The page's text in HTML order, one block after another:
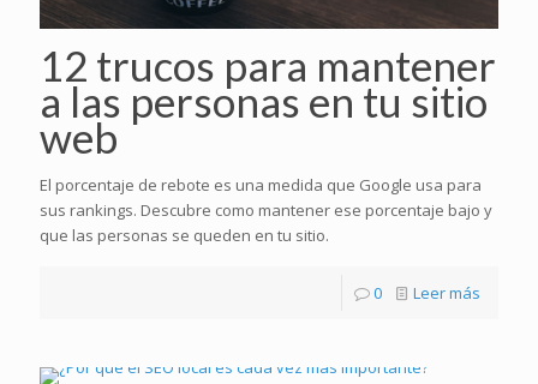
12 trucos para mantener
a las personas en tu sitio
web
El porcentaje de rebote es una medida que Google usa para
sus rankings. Descubre como mantener ese porcentaje bajo y
que las personas se queden en tu sitio.
0 Leer más